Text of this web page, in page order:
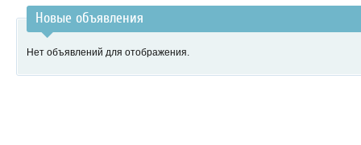
Новые объявления
Нет объявлений для отображения.